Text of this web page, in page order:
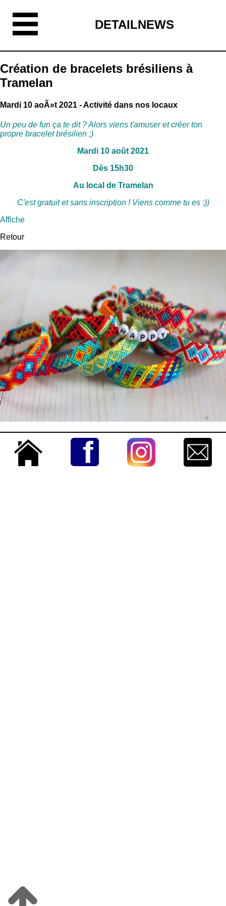
DETAILNEWS
Création de bracelets brésiliens à
Tramelan
Mardi 10 aoÃ»t 2021 - Activité dans nos locaux
Un peu de fun ça te dit ? Alors viens t'amuser et créer ton
propre bracelet brésilien ;)
Mardi 10 août 2021
Dès 15h30
Au local de Tramelan
C'est gratuit et sans inscription ! Viens comme tu es :))
Affiche
Retour